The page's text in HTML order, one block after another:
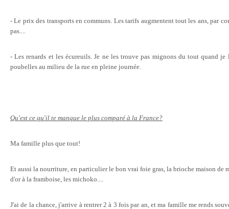
- Le prix des transports en communs. Les tarifs augmentent tout les ans, par
pas....
- Les renards et les écureuils. Je ne les trouve pas mignons du tout quand je
poubelles au milieu de la rue en pleine journée.
Qu'est ce qu'il te manque le plus comparé à la France?
Ma famille plus que tout!
Et aussi la nourriture, en particulier le bon vrai foie gras, la brioche maison de
d'or à la framboise, les michoko....
J'ai de la chance, j'arrive à rentrer 2 à 3 fois par an, et ma famille me rends